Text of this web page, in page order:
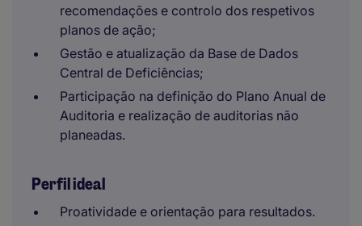
recomendações e controlo dos respetivos
planos de ação;
Gestão e atualização da Base de Dados
Central de Deficiências;
Participação na definição do Plano Anual de
Auditoria e realização de auditorias não
planeadas.
Perfil ideal
Proatividade e orientação para resultados.